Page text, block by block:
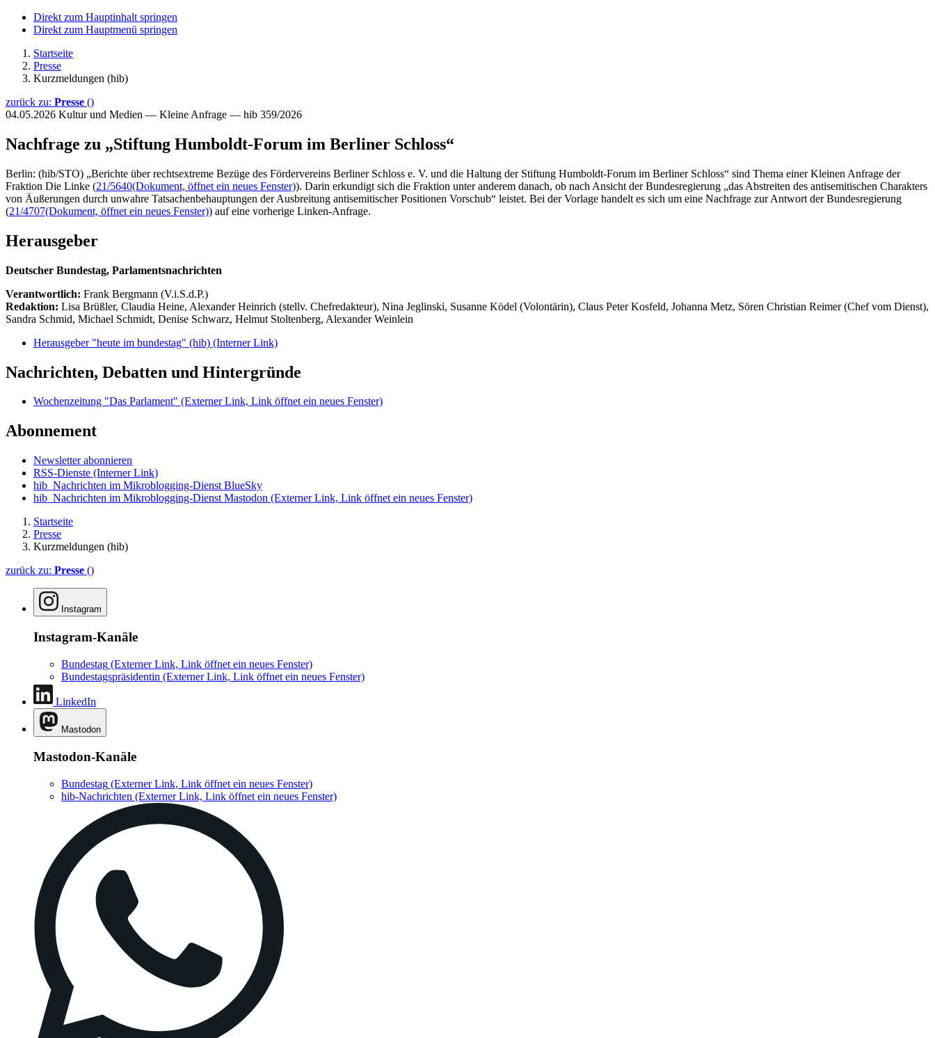
Direkt zum Hauptinhalt springen
Direkt zum Hauptmenü springen
Startseite
Presse
Kurzmeldungen (hib)
zurück zu: Presse ()
04.05.2026 Kultur und Medien — Kleine Anfrage — hib 359/2026
Nachfrage zu „Stiftung Humboldt-Forum im Berliner Schloss“
Berlin: (hib/STO) „Berichte über rechtsextreme Bezüge des Fördervereins Berliner Schloss e. V. und die Haltung der Stiftung Humboldt-Forum im Berliner Schloss“ sind Thema einer Kleinen Anfrage der
Fraktion Die Linke (21/5640(Dokument, öffnet ein neues Fenster)). Darin erkundigt sich die Fraktion unter anderem danach, ob nach Ansicht der Bundesregierung „das Abstreiten des antisemitischen Charakters
von Äußerungen durch unwahre Tatsachenbehauptungen der Ausbreitung antisemitischer Positionen Vorschub“ leistet. Bei der Vorlage handelt es sich um eine Nachfrage zur Antwort der Bundesregierung
(21/4707(Dokument, öffnet ein neues Fenster)) auf eine vorherige Linken-Anfrage.
Herausgeber
Deutscher Bundestag, Parlamentsnachrichten
Verantwortlich: Frank Bergmann (V.i.S.d.P.)
Redaktion: Lisa Brüßler, Claudia Heine, Alexander Heinrich (stellv. Chefredakteur), Nina Jeglinski, Susanne Ködel (Volontärin), Claus Peter Kosfeld, Johanna Metz, Sören Christian Reimer (Chef vom Dienst),
Sandra Schmid, Michael Schmidt, Denise Schwarz, Helmut Stoltenberg, Alexander Weinlein
Herausgeber "heute im bundestag" (hib) (Interner Link)
Nachrichten, Debatten und Hintergründe
Wochenzeitung "Das Parlament" (Externer Link, Link öffnet ein neues Fenster)
Abonnement
Newsletter abonnieren
RSS-Dienste (Interner Link)
hib_Nachrichten im Mikroblogging-Dienst BlueSky
hib_Nachrichten im Mikroblogging-Dienst Mastodon (Externer Link, Link öffnet ein neues Fenster)
Startseite
Presse
Kurzmeldungen (hib)
zurück zu: Presse ()
Instagram
Instagram-Kanäle
Bundestag (Externer Link, Link öffnet ein neues Fenster)
Bundestagspräsidentin (Externer Link, Link öffnet ein neues Fenster)
LinkedIn
Mastodon
Mastodon-Kanäle
Bundestag (Externer Link, Link öffnet ein neues Fenster)
hib-Nachrichten (Externer Link, Link öffnet ein neues Fenster)